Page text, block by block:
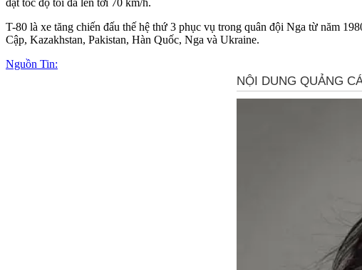
T-80 là xe tăng chiến đấu thế hệ thứ 3 phục vụ trong quân đội Nga từ năm
Cập, Kazakhstan, Pakistan, Hàn Quốc, Nga và Ukraine.
Nguồn Tin: